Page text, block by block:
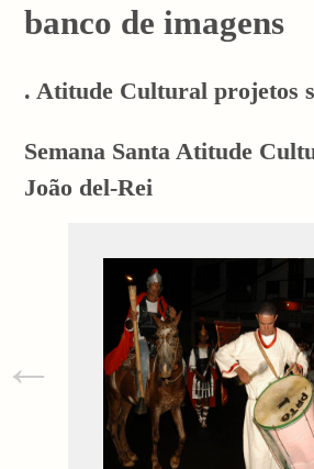
banco de imagens
. Atitude Cultural projetos
Semana Santa Atitude
João del-Rei
←